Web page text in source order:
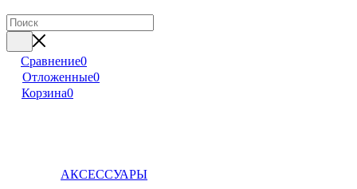
Сравнение0
Отложенные0
Корзина0
АКСЕССУАРЫ